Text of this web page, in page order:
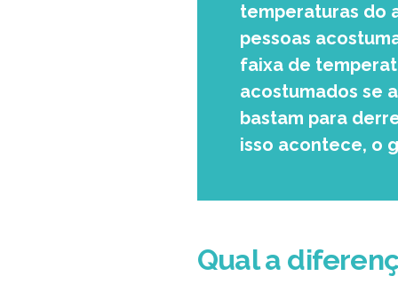
temperaturas do
pessoas
faixa de
acostumados se
bastam para
isso acontece, o
Qual a